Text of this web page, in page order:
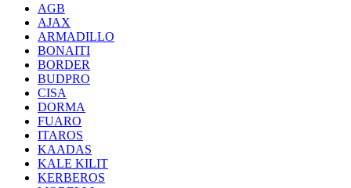
AGB
AJAX
ARMADILLO
BONAITI
BORDER
BUDPRO
CISA
DORMA
FUARO
ITAROS
KAADAS
KALE KILIT
KERBEROS